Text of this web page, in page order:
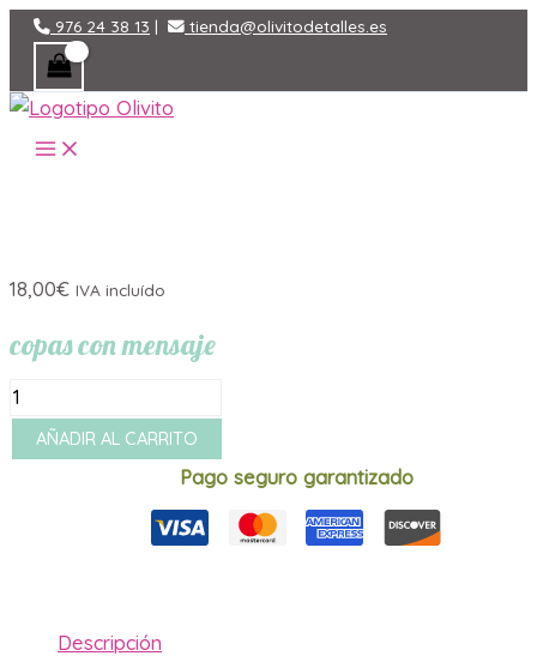
contenido
976 24 38 13 | tienda@olivitodetalles.es
MAIN
MENU
18,00€ IVA incluído
copas con mensaje
copas
con
mensaje
AÑADIR AL CARRITO
Pago seguro garantizado
Descripción